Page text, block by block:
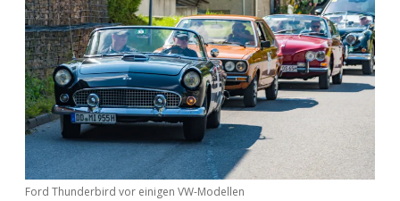
Ford Thunderbird vor einigen VW-Modellen